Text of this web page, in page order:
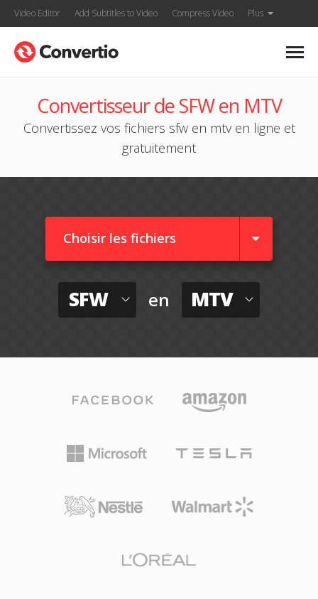
Video Editor Add Subtitles to Video Compress Video Plus
Convertisseur de SFW en MTV
Convertissez vos fichiers sfw en mtv en ligne et
gratuitement
Choisir les fichiers
SFW en MTV